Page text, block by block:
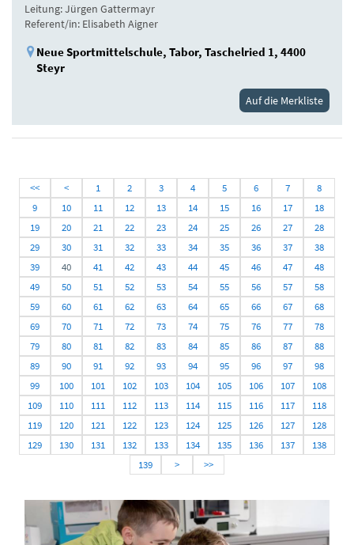
Leitung: Jürgen Gattermayr
Referent/in: Elisabeth Aigner
Neue Sportmittelschule, Tabor, Taschelried 1, 4400
Steyr
Auf die Merkliste
<< < 1 2 3 4 5 6 7
8
9
10 11 12 13 14 15 16 17
18
19
20 21 22 23 24 25 26 27
28
29
30 31 32 33 34 35 36 37
38
39
40 41 42 43 44 45 46 47
48
49
50 51 52 53 54 55 56 57
58
59
60 61 62 63 64 65 66 67
68
69
70 71 72 73 74 75 76 77
78
79
80 81 82 83 84 85 86 87
88
89
90 91 92 93 94 95 96 97
98
99
100 101 102 103 104 105 106 107
108
109
110 111 112 113 114 115 116 117
118
119
120 121 122 123 124 125 126 127
128
129
130 131 132 133 134 135 136 137
138
139
> >>